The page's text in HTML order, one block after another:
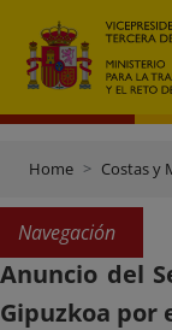
Home Costas y
Navegación
Anuncio del
Gipuzkoa por